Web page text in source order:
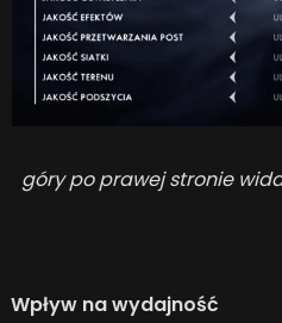
góry po prawej stronie
Wpływ na wydajność